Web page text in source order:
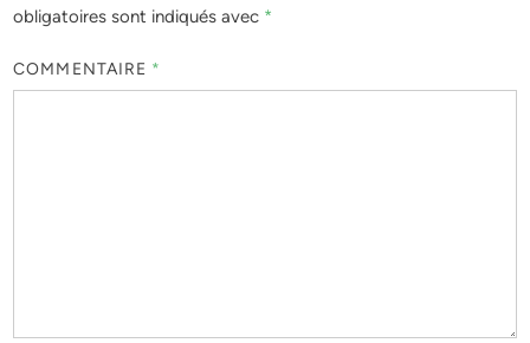
obligatoires sont indiqués avec *
COMMENTAIRE *